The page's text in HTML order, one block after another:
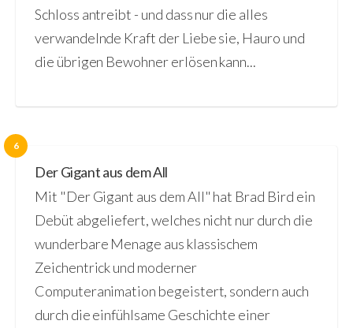
Schloss antreibt - und dass nur die alles
verwandelnde Kraft der Liebe sie, Hauro und
die übrigen Bewohner erlösen kann...
6
Der Gigant aus dem All
Mit "Der Gigant aus dem All" hat Brad Bird ein
Debüt abgeliefert, welches nicht nur durch die
wunderbare Menage aus klassischem
Zeichentrick und moderner
Computeranimation begeistert, sondern auch
durch die einfühlsame Geschichte einer